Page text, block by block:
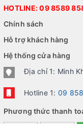
HOTLINE:09 8589
Chính sách
Hỗ trợ khách hàng
Hệ thống cửa hàng
Địa chỉ 1: Minh
Hotline 1: 09
Phương thức thanh